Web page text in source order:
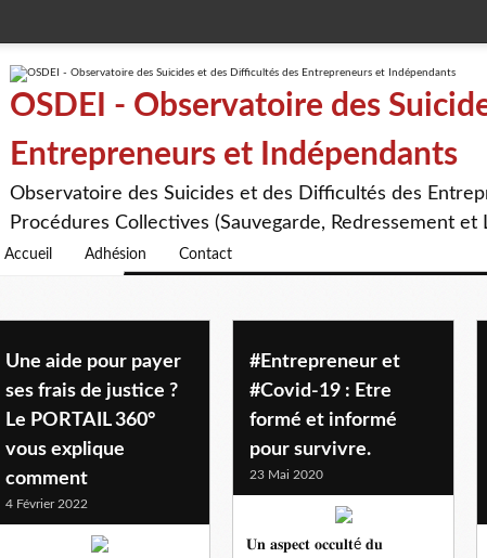
OSDEI - Observatoire des
Entrepreneurs et Indépendants
Observatoire des Suicides et des Difficultés des
Procédures Collectives (Sauvegarde, Redressement et
Accueil Adhésion Contact
tpe
Une aide pour payer
ses frais de justice ?
Le PORTAIL 360°
vous explique
comment
4 Février 2022
#Entrepreneur et
#Covid-19 : Etre
formé et informé
pour survivre.
23 Mai 2020
𝐔𝐧 𝐚𝐬𝐩𝐞𝐜𝐭 𝐨𝐜𝐜𝐮𝐥𝐭é 𝐝𝐮